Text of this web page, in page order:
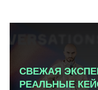
СВЕЖАЯ
РЕАЛЬНЫЕ